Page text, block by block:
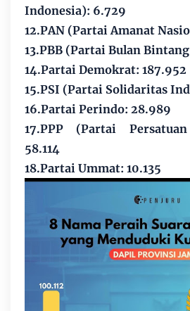
Indonesia): 6.729
12.PAN (Partai Amanat
13.PBB (Partai Bulan
14.Partai Demokrat: 187.952
15.PSI (Partai Solidaritas
16.Partai Perindo: 28.989
17.PPP (Partai
58.114
18.Partai Ummat: 10.135